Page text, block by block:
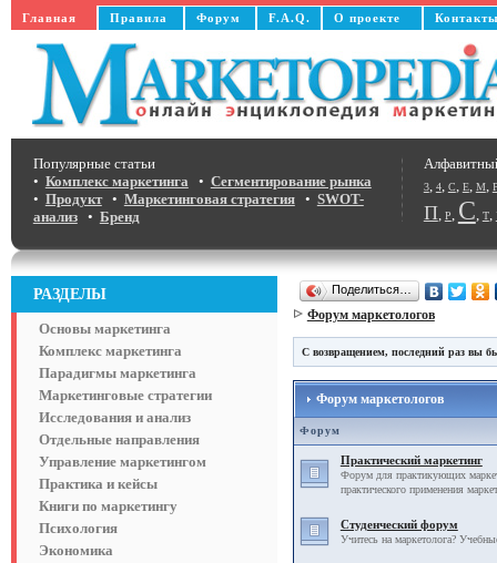
Главная Правила Форум F.A.Q. О проекте
3, 4, C, E, M,
П, Р, С, Т,
Популярные статьи
• Комплекс маркетинга • Сегментирование рынка
• Продукт• Маркетинговая стратегия• SWOT-
анализ• Бренд
РАЗДЕЛЫ
Основы маркетинга
Комплекс маркетинга
Парадигмы маркетинга
Маркетинговые стратегии
Исследования и анализ
Отдельные направления
Управление маркетингом
Практика и кейсы
Книги по маркетингу
Психология
Экономика
Поделиться…
Форум маркетологов
С возвращением, последний раз вы
Форум маркетологов
Форум
Практический маркетинг
Форум для практикующих
практического применения
Студенческий форум
Учитесь на маркетолога?